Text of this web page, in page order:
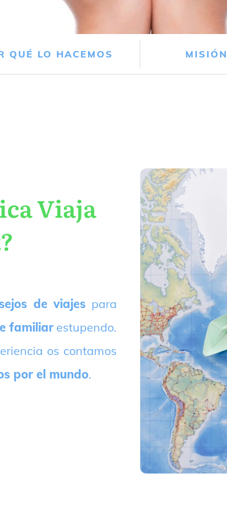
QUÉ LO HACEMOS
Viaja
de viajes para
familiarestupendo.
os contamos
por el mundo.